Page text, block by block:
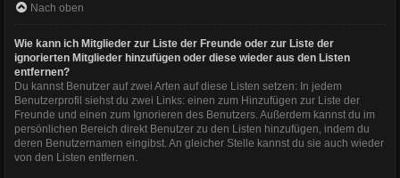
Nach oben
Wie kann ich Mitglieder zur Liste der Freunde oder zur Liste der
ignorierten Mitglieder hinzufügen oder diese wieder aus den Listen
entfernen?
Du kannst Benutzer auf zwei Arten auf diese Listen setzen: In jedem
Benutzerprofil siehst du zwei Links: einen zum Hinzufügen zur Liste der
Freunde und einen zum Ignorieren des Benutzers. Außerdem kannst du im
persönlichen Bereich direkt Benutzer zu den Listen hinzufügen, indem du
deren Benutzernamen eingibst. An gleicher Stelle kannst du sie auch wieder
von den Listen entfernen.